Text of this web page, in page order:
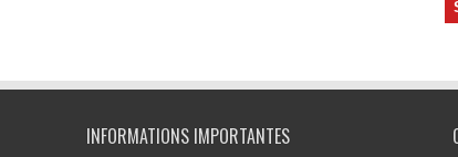
INFORMATIONS IMPORTANTES